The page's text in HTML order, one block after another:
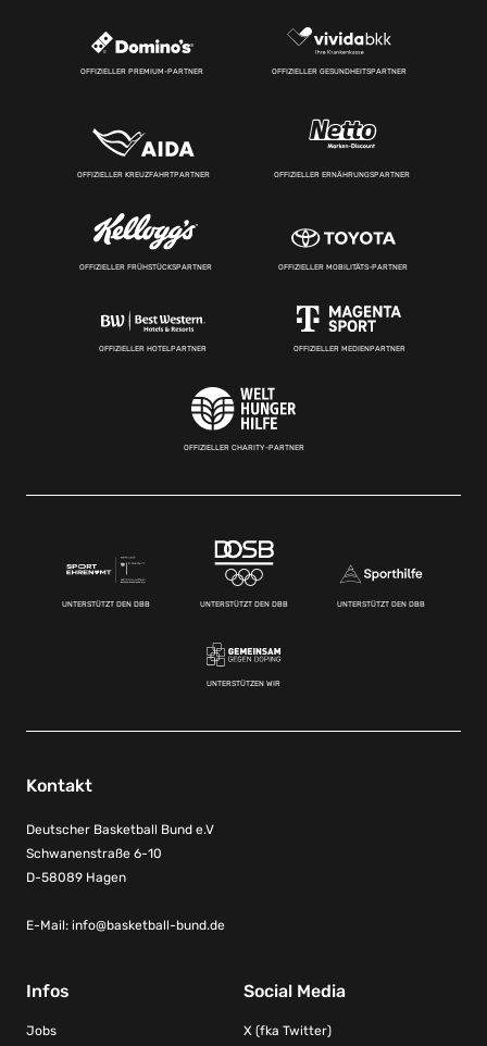
OFFIZIELLER PREMIUM-PARTNER OFFIZIELLER GESUNDHEITSPARTNER
OFFIZIELLER KREUZFAHRTPARTNER OFFIZIELLER ERNÄHRUNGSPARTNER
OFFIZIELLER FRÜHSTÜCKSPARTNER OFFIZIELLER MOBILITÄTS-PARTNER
OFFIZIELLER HOTELPARTNER OFFIZIELLER MEDIENPARTNER
OFFIZIELLER CHARITY-PARTNER
UNTERSTÜTZT DEN DBB UNTERSTÜTZT DEN DBB UNTERSTÜTZT DEN DBB
UNTERSTÜTZEN WIR
Kontakt
Deutscher Basketball Bund e.V
Schwanenstraße 6-10
D-58089 Hagen
E-Mail: info@basketball-bund.de
Infos
Jobs
Social Media
X (fka Twitter)